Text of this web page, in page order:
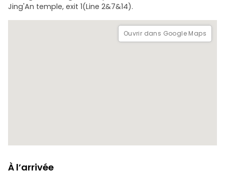
- Des crêpes régionales chinoises que vous n’avez
probablement jamais vues auparavant
- Les desserts chinois… étonnamment pas toujours sucrés
- Et pourquoi Shanghai compte-t-elle plus de 10 000 cafés
Jing'An temple, exit 1(Line 2&7&14).
Ouvrir dans Google Maps
À l’arrivée